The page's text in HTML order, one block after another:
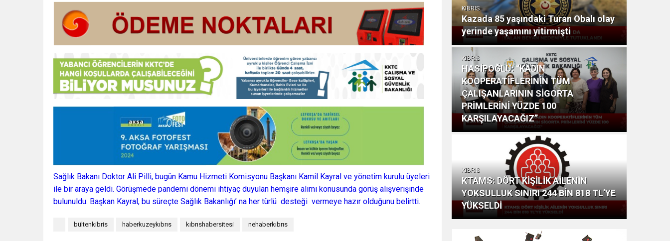
Sağlık Bakanı Doktor Ali Pilli, bugün Kamu Hizmeti Komisyonu Başkanı Kamil Kayral ve yönetim kurulu üyeleri
ile bir araya geldi. Görüşmede pandemi dönemi ihtiyaç duyulan hemşire alımı konusunda görüş alışverişinde
bulunuldu. Başkan Kayral, bu süreçte Sağlık Bakanlığı’ na her türlü desteği vermeye hazır olduğunu belirtti.
bültenkibris haberkuzeykıbrıs kıbrıshabersitesi nehaberkıbrıs
KIBRIS
Kazada 85 yaşındaki Turan Obalı olay
yerinde yaşamını yitirmişti
KIBRIS
HASİPOĞLU: “KADIN
KOOPERATİFLERİNİN TÜM
ÇALIŞANLARININ SİGORTA
PRİMLERİNİ YÜZDE 100
KARŞILAYACAĞIZ”
KIBRIS
KTAMS: DÖRT KİŞİLİK AİLENİN
YOKSULLUK SINIRI 244 BİN 818 TL’YE
YÜKSELDİ